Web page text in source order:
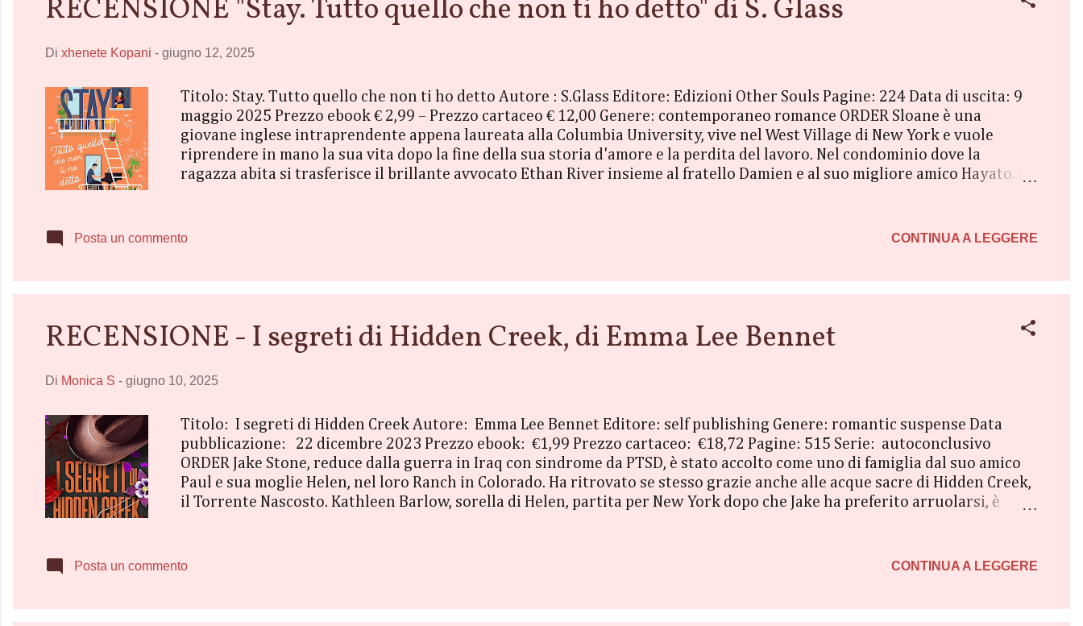
RECENSIONE "Stay. Tutto quello che non ti ho detto" di S. Glass
Di xhenete Kopani - giugno 12, 2025
Titolo: Stay. Tutto quello che non ti ho detto Autore : S.Glass Editore: Edizioni Other Souls Pagine: 224 Data di uscita: 9
maggio 2025 Prezzo ebook € 2,99 – Prezzo cartaceo € 12,00 Genere: contemporaneo romance ORDER Sloane è una
giovane inglese intraprendente appena laureata alla Columbia University, vive nel West Village di New York e vuole
riprendere in mano la sua vita dopo la fine della sua storia d'amore e la perdita del lavoro. Nel condominio dove la
ragazza abita si trasferisce il brillante avvocato Ethan River insieme al fratello Damien e al suo migliore amico Hayato. I
profonda amicizia, che nel tempo si trasformerà in qualcosa di più. Ma l'equilibrio di questa peculiare famiglia viene
Posta un commento CONTINUA A LEGGERE
RECENSIONE - I segreti di Hidden Creek, di Emma Lee Bennet
Di Monica S - giugno 10, 2025
Titolo: I segreti di Hidden Creek Autore: Emma Lee Bennet Editore: self publishing Genere: romantic suspense Data
pubblicazione: 22 dicembre 2023 Prezzo ebook: €1,99 Prezzo cartaceo: €18,72 Pagine: 515 Serie: autoconclusivo
ORDER Jake Stone, reduce dalla guerra in Iraq con sindrome da PTSD, è stato accolto come uno di famiglia dal suo amico
Paul e sua moglie Helen, nel loro Ranch in Colorado. Ha ritrovato se stesso grazie anche alle acque sacre di Hidden Creek,
il Torrente Nascosto. Kathleen Barlow, sorella di Helen, partita per New York dopo che Jake ha preferito arruolarsi, è
aiuto nella sua famiglia. Al suo arrivo trova una situazione sconcertante: una ragazzina che lavorava al Ranch è stata
Posta un commento CONTINUA A LEGGERE